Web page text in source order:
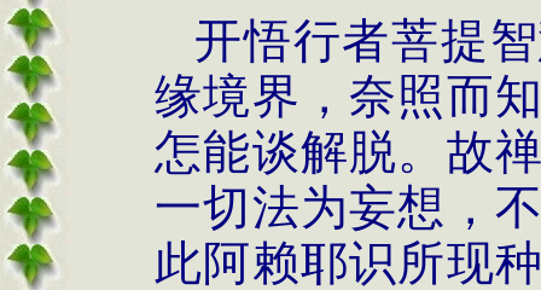
开悟行者菩提
缘境界，奈照而
怎能谈解脱。故
一切法为妄想，
此阿赖耶识所现